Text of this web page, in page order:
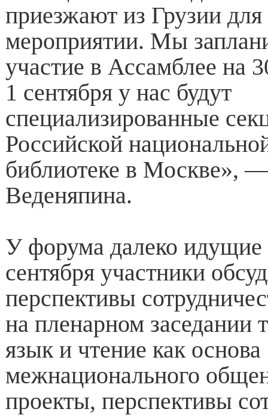
приезжают из Грузии для
мероприятии. Мы
участие в Ассамблее на
1 сентября у нас будут
специализированные
Российской
библиотеке в Москве»,
Веденяпина.
У форума далеко
сентября участники
перспективы
на пленарном заседании
язык и чтение как основа
межнационального
проекты, перспективы